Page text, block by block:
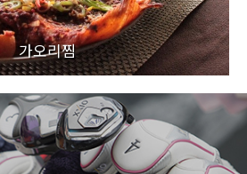
가오리찜